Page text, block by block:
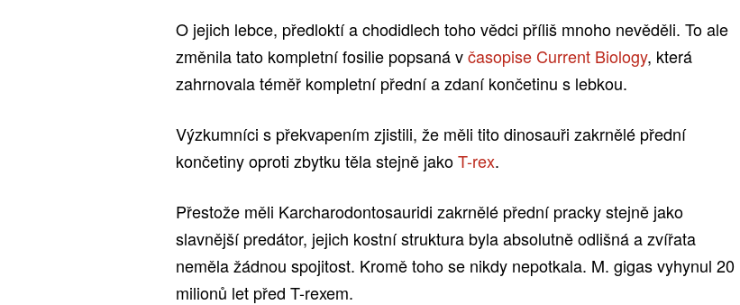
O jejich lebce, předloktí a chodidlech toho vědci příliš mnoho nevěděli. To ale
změnila tato kompletní fosilie popsaná včasopise Current Biology, která
zahrnovala téměř kompletní přední a zdaní končetinu s lebkou.
Výzkumníci s překvapením zjistili, že měli tito dinosauři zakrnělé přední
končetiny oproti zbytku těla stejně jakoT-rex.
Přestože měli Karcharodontosauridi zakrnělé přední pracky stejně jako
slavnější predátor, jejich kostní struktura byla absolutně odlišná a zvířata
neměla žádnou spojitost. Kromě toho se nikdy nepotkala. M. gigas vyhynul 20
milionů let před T-rexem.